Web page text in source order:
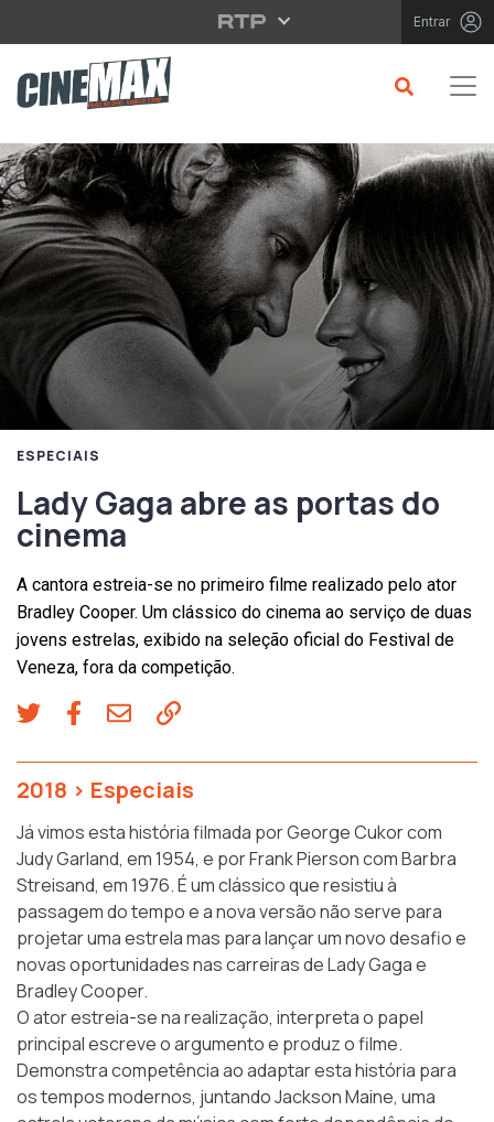
Saltar para o conteúdo principal Entrar
ESPECIAIS
Lady Gaga abre as portas do
cinema
A cantora estreia-se no primeiro filme realizado pelo ator
Bradley Cooper. Um clássico do cinema ao serviço de duas
jovens estrelas, exibido na seleção oficial do Festival de
Veneza, fora da competição.
2018 > Especiais
Já vimos esta história filmada por George Cukor com
Judy Garland, em 1954, e por Frank Pierson com Barbra
Streisand, em 1976. É um clássico que resistiu à
passagem do tempo e a nova versão não serve para
projetar uma estrela mas para lançar um novo desafio e
novas oportunidades nas carreiras de Lady Gaga e
Bradley Cooper.
O ator estreia-se na realização, interpreta o papel
principal escreve o argumento e produz o filme.
Demonstra competência ao adaptar esta história para
os tempos modernos, juntando Jackson Maine, uma